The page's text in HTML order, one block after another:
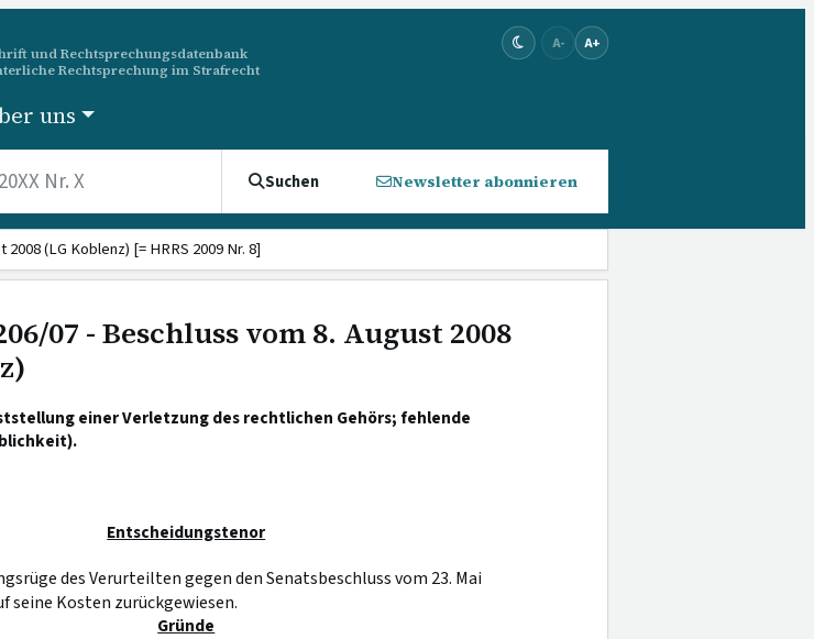
und Rechtsprechungsdatenbank
Rechtsprechung im Strafrecht
A- A+
uns
Suchen Newsletter abonnieren
2008 (LG Koblenz) [= HRRS 2009 Nr. 8]
07 - Beschluss vom 8. August 2008
einer Verletzung des rechtlichen Gehörs; fehlende
Entscheidungstenor
des Verurteilten gegen den Senatsbeschluss vom 23. Mai
seine Kosten zurückgewiesen.
Gründe